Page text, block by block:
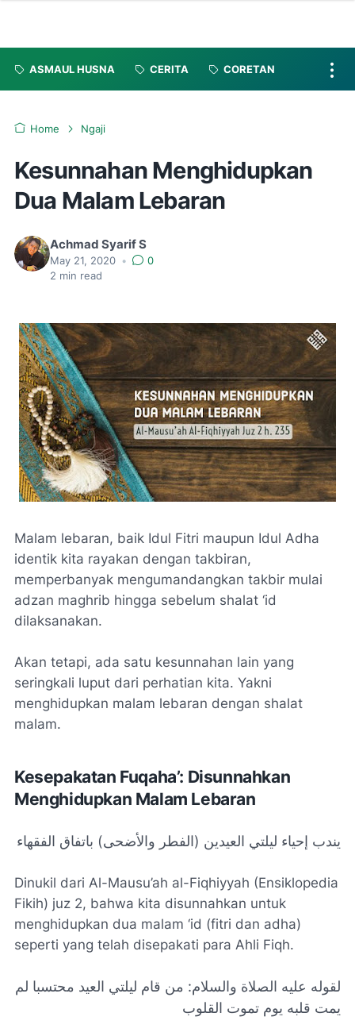
ASMAUL HUSNA CERITA CORETAN
Home Ngaji
Kesunnahan Menghidupkan
Dua Malam Lebaran
Achmad Syarif S
May 21, 2020 •
0
2 min read
Malam lebaran, baik Idul Fitri maupun Idul Adha
identik kita rayakan dengan takbiran,
memperbanyak mengumandangkan takbir mulai
adzan maghrib hingga sebelum shalat ‘id
dilaksanakan.
Akan tetapi, ada satu kesunnahan lain yang
seringkali luput dari perhatian kita. Yakni
menghidupkan malam lebaran dengan shalat
malam.
Kesepakatan Fuqaha’: Disunnahkan
Menghidupkan Malam Lebaran
يندب إحياء ليلتي العيدين (الفطر والأضحى) باتفاق الفقهاء
Dinukil dari Al-Mausu’ah al-Fiqhiyyah (Ensiklopedia
Fikih) juz 2, bahwa kita disunnahkan untuk
menghidupkan dua malam ‘id (fitri dan adha)
seperti yang telah disepakati para Ahli Fiqh.
لقوله عليه الصلاة والسلام: من قام ليلتي العيد محتسبا لم
يمت قلبه يوم تموت القلوب